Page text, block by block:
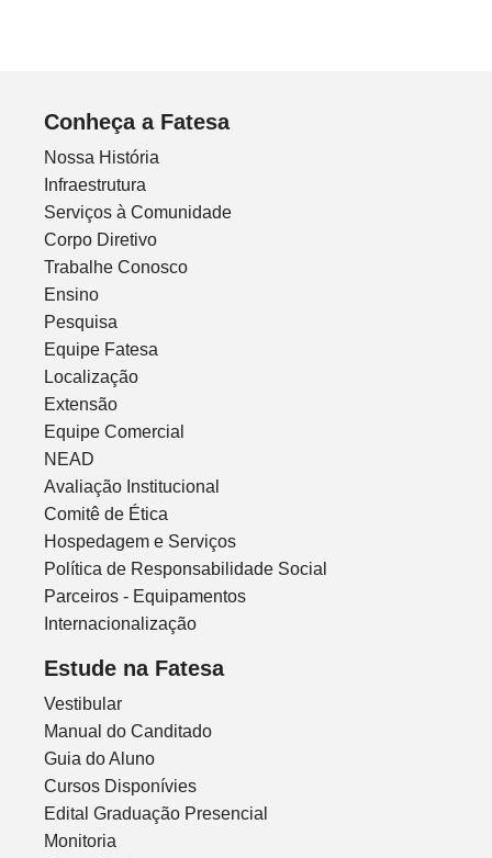
Conheça a Fatesa
Nossa História
Infraestrutura
Serviços à Comunidade
Corpo Diretivo
Trabalhe Conosco
Ensino
Pesquisa
Equipe Fatesa
Localização
Extensão
Equipe Comercial
NEAD
Avaliação Institucional
Comitê de Ética
Hospedagem e Serviços
Política de Responsabilidade Social
Parceiros - Equipamentos
Internacionalização
Estude na Fatesa
Vestibular
Manual do Canditado
Guia do Aluno
Cursos Disponívies
Edital Graduação Presencial
Monitoria